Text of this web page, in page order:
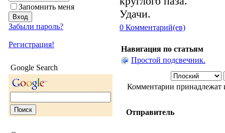
Запомнить меня
Забыли пароль?
Регистрация!
Google Search
Удачи.
0 Комментарий(ев)
Навигация по статьям
Простой подсвечник.
Комментарии принадлежат
Отправитель